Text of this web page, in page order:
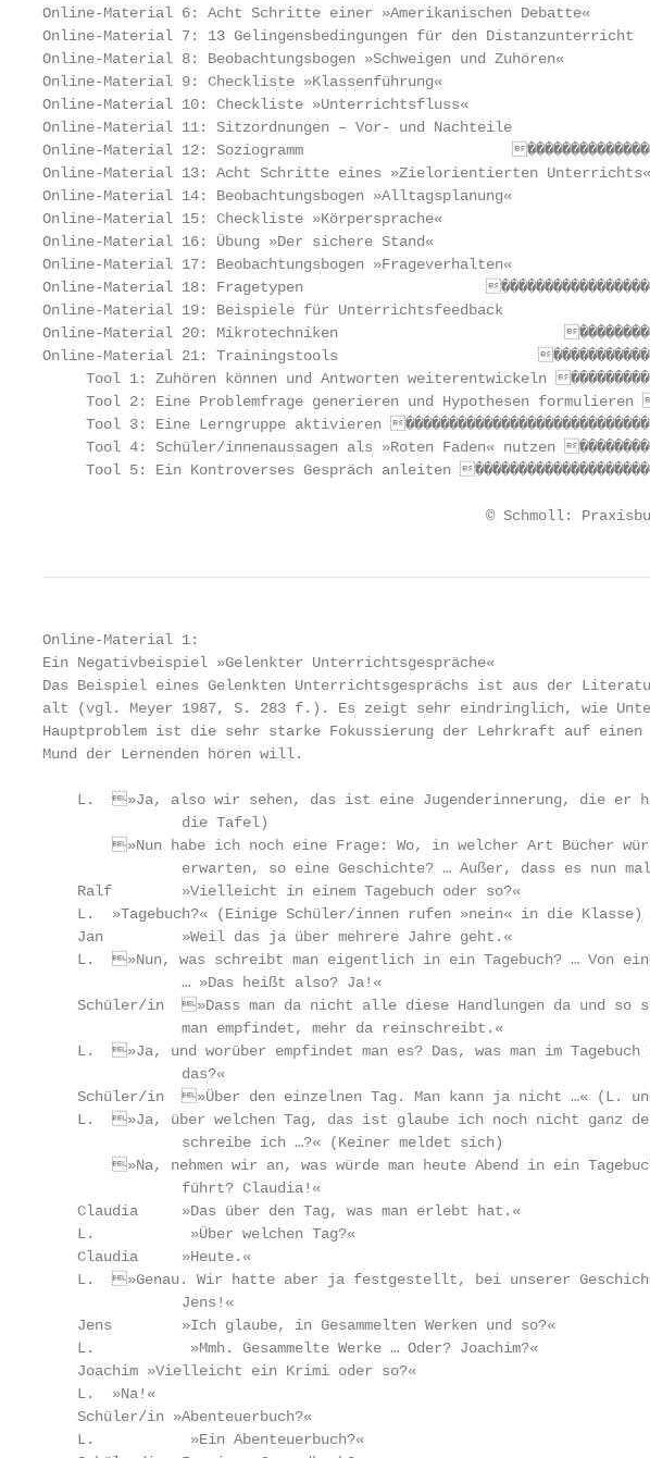
Online-Material 6: Acht Schritte einer »Amerikanischen Debatte«
Online-Material 7: 13 Gelingensbedingungen für den
Online-Material 8: Beobachtungsbogen »Schweigen und
Online-Material 9: Checkliste »Klassenführung«
Online-Material 10: Checkliste »Unterrichtsfluss«
Online-Material 11: Sitzordnungen – Vor- und Nachteile
Online-Material 12: Soziogramm
Online-Material 13: Acht Schritte eines »Zielorientierten
Online-Material 14: Beobachtungsbogen »Alltagsplanung«
Online-Material 15: Checkliste »Körpersprache«
Online-Material 16: Übung »Der sichere Stand«
Online-Material 17: Beobachtungsbogen »Frageverhalten«
Online-Material 18: Fragetypen
Online-Material 19: Beispiele für Unterrichtsfeedback
Online-Material 20: Mikrotechniken
Online-Material 21: Trainingstools
Tool 1: Zuhören können und Antworten weiterentwickeln
Tool 2: Eine Problemfrage generieren und Hypothesen formulieren
Tool 3: Eine Lerngruppe aktivieren
Tool 4: Schüler/innenaussagen als »Roten Faden« nutzen
Tool 5: Ein Kontroverses Gespräch anleiten
© Schmoll:
Online-Material 1:
Ein Negativbeispiel »Gelenkter Unterrichtsgespräche«
Das Beispiel eines Gelenkten Unterrichtsgesprächs ist aus der Literatur
alt (vgl. Meyer 1987, S. 283 f.). Es zeigt sehr eindringlich, wie
Hauptproblem ist die sehr starke Fokussierung der Lehrkraft auf
Mund der Lernenden hören will.
    L.	»Ja, also wir sehen, das ist eine Jugenderinnerung, die er hierbei aufschreibt.« (L. schreibt das Wort an
                die Tafel)
erwarten, so eine Geschichte? … Außer, dass es nun
    Ralf        »Vielleicht in einem Tagebuch oder so?«
    L.	»Tagebuch?« (Einige Schüler/innen rufen »nein« in die Klasse) … »Warum nicht, Jan?«
    Jan         »Weil das ja über mehrere Jahre geht.«
    L.	»Nun, was schreibt man eigentlich in ein Tagebuch? … Von einem Tag?« (Mehrere Schüler/innen reden)
                … »Das heißt also? Ja!«
    Schüler/in	»Dass man da nicht alle diese Handlungen da und so schreibt, sondern in einem Tagebuch das, was
                man empfindet, mehr da reinschreibt.«
    L.	»Ja, und worüber empfindet man es? Das, was man im Tagebuch schreibt, worüber empfindet man
                das?«
    Schüler/in	»Über den einzelnen Tag. Man kann ja nicht …« (L. unterbricht)
    L.	»Ja, über welchen Tag, das ist glaube ich noch nicht ganz deutlich geworden. Also: Im Tagebuch
                schreibe ich …?« (Keiner meldet sich)
                führt? Claudia!«
    Claudia     »Das über den Tag, was man erlebt hat.«
    L.	         »Über welchen Tag?«
    Claudia     »Heute.«
    L.	»Genau. Wir hatte aber ja festgestellt, bei unserer Geschichte, da ist ein Abstand von 22 Jahren …
                Jens!«
    Jens        »Ich glaube, in Gesammelten Werken und so?«
    L.	         »Mmh. Gesammelte Werke … Oder? Joachim?«
    Joachim »Vielleicht ein Krimi oder so?«
    L.	»Na!«
    Schüler/in »Abenteuerbuch?«
    L.	         »Ein Abenteuerbuch?«